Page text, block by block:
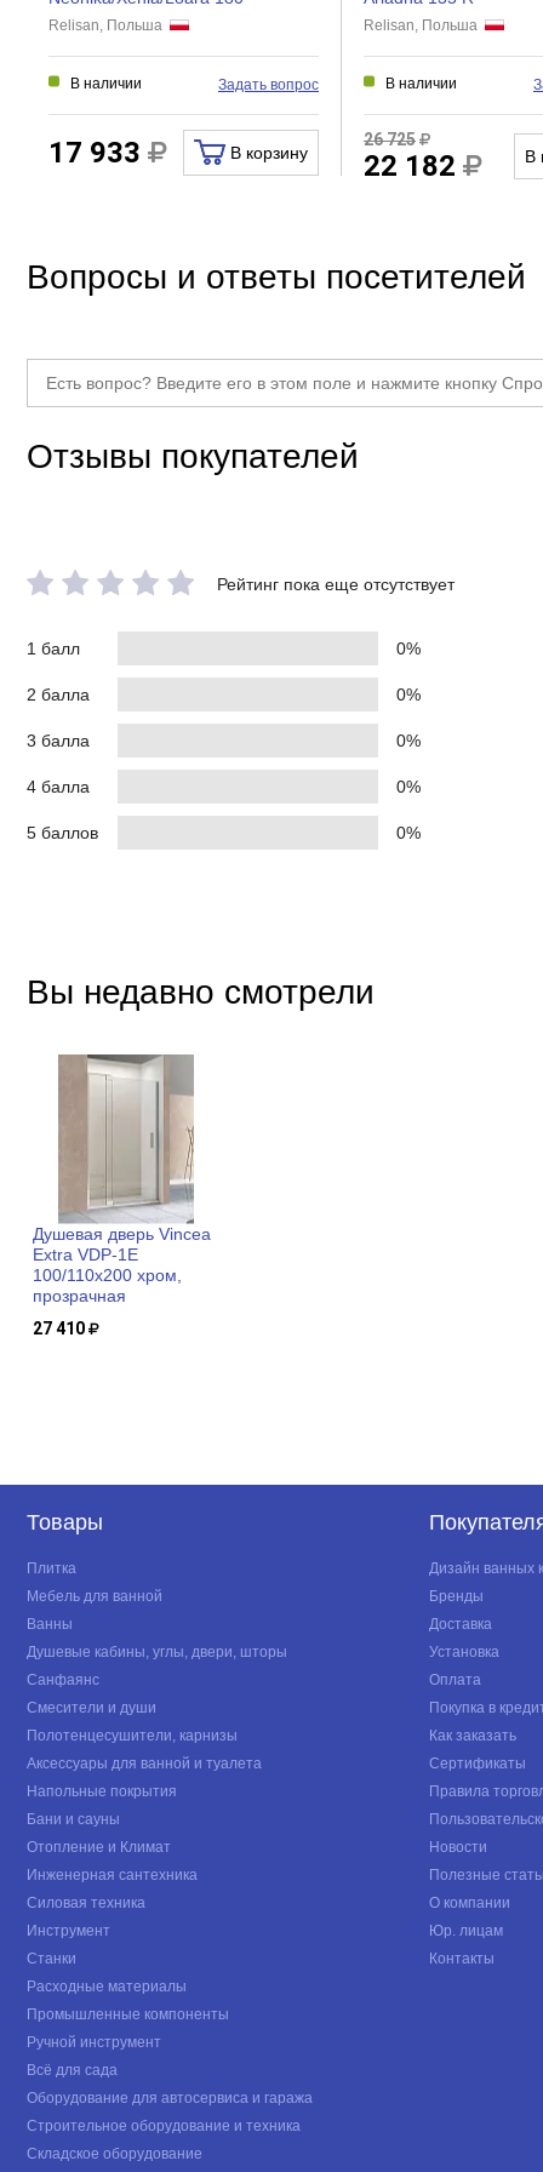
Relisan, Польша
В наличии Задать вопрос
17 933 В корзину
Relisan, Польша
В наличии
26 725
22 182 В
Вопросы и ответы посетителей
Отзывы покупателей
Рейтинг пока еще отсутствует
1 балл 0%
2 балла 0%
3 балла 0%
4 балла 0%
5 баллов 0%
Вы недавно смотрели
Душевая дверь Vincea
Extra VDP-1E
100/110x200 хром,
прозрачная
27 410
Товары
Плитка
Мебель для ванной
Ванны
Душевые кабины, углы, двери, шторы
Санфаянс
Смесители и души
Полотенцесушители, карнизы
Аксессуары для ванной и туалета
Напольные покрытия
Бани и сауны
Отопление и Климат
Инженерная сантехника
Силовая техника
Инструмент
Станки
Расходные материалы
Промышленные компоненты
Ручной инструмент
Всё для сада
Оборудование для автосервиса и гаража
Строительное оборудование и техника
Складское оборудование
Дизайн ванных
Бренды
Доставка
Установка
Оплата
Покупка в
Как заказать
Сертификаты
Правила
Новости
Полезные
О компании
Юр. лицам
Контакты